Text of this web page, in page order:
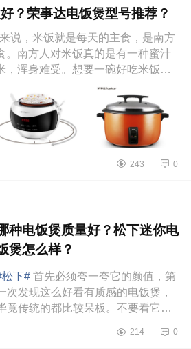
？荣事达电饭煲型号推荐？
说，米饭就是每天的主食，是南方
。南方人对米饭真的是有一种蜜汁
，浑身难受。想要一碗好吃米饭，
243 0
种电饭煲质量好？松下迷你电
煲怎么样？
松下# 首先必须夸一夸它的颜值，第
次发现这么好看有质感的电饭煲，
竟传统的都比较呆板。不要看它小
饭、煮粥、煲汤，样样都行。本来...
214 0